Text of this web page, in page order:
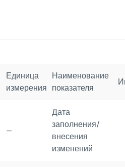
Единица
измерения
Наименование
показателя
—
Дата
заполнения/
внесения
изменений